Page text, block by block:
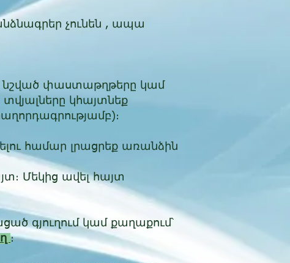
չունեն , ապա
նշված փաստաթղթերը կամ
կհայտնեք
համար լրացրեք առանձին
Մեկից ավել հայտ
գյուղում կամ քաղաքում՝
։